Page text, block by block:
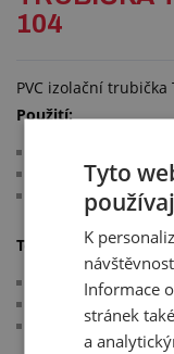
104
PVC izolační trubička
Použití:
barevné
hadička k
Technické
materiál: PVC
barva: černá
pracovní teplota: -
Tyto
K
Informace
stránek
a